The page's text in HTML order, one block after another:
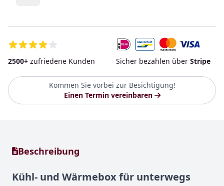
2500+ zufriedene Kunden Sicher bezahlen über Stripe
Kommen Sie vorbei zur Besichtigung!
Einen Termin vereinbaren
Beschreibung
Kühl- und Wärmebox für unterwegs